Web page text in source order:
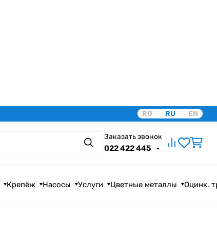
RO RU EN
Поиск
Заказать звонок
022 422 445
Крепёж Насосы Услуги Цветные металлы Оцинк.